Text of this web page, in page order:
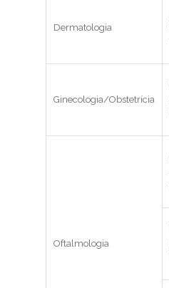
Dermatologia
Ginecologia/Obstetrícia
Oftalmologia